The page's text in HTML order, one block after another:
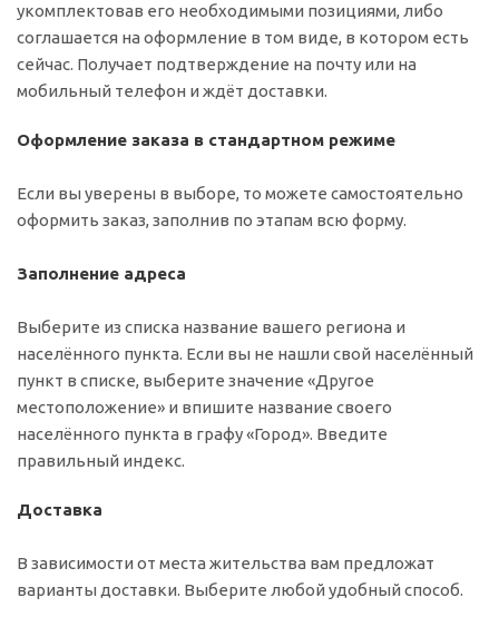
укомплектовав его необходимыми позициями, либо
соглашается на оформление в том виде, в котором есть
сейчас. Получает подтверждение на почту или на
мобильный телефон и ждёт доставки.
Оформление заказа в стандартном режиме
Если вы уверены в выборе, то можете самостоятельно
оформить заказ, заполнив по этапам всю форму.
Заполнение адреса
Выберите из списка название вашего региона и
населённого пункта. Если вы не нашли свой населённый
пункт в списке, выберите значение «Другое
местоположение» и впишите название своего
населённого пункта в графу «Город». Введите
правильный индекс.
Доставка
В зависимости от места жительства вам предложат
варианты доставки. Выберите любой удобный способ.